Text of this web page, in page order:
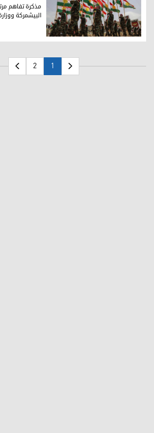
مذكرة تفاهم مرتقبة بين وزارة البيشمركة
مذكرة تفاهم
البيشمركة
1
2